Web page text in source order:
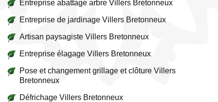
Entreprise abattage arbre Villers Bretonneux
Entreprise de jardinage Villers Bretonneux
Artisan paysagiste Villers Bretonneux
Entreprise élagage Villers Bretonneux
Pose et changement grillage et clôture Villers
Bretonneux
Défrichage Villers Bretonneux